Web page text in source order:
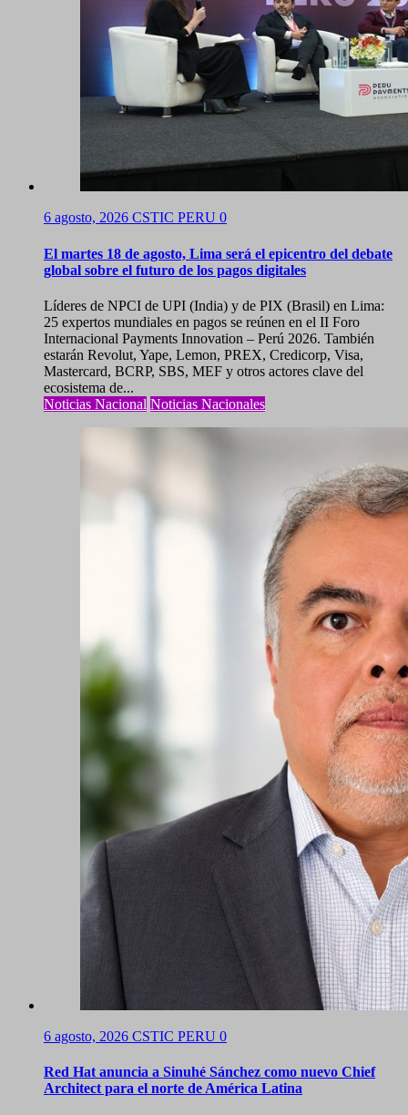
6 agosto, 2026 CSTIC PERU 0
El martes 18 de agosto, Lima será el epicentro del debate
global sobre el futuro de los pagos digitales
Líderes de NPCI de UPI (India) y de PIX (Brasil) en Lima:
25 expertos mundiales en pagos se reúnen en el II Foro
Internacional Payments Innovation – Perú 2026. También
estarán Revolut, Yape, Lemon, PREX, Credicorp, Visa,
Mastercard, BCRP, SBS, MEF y otros actores clave del
ecosistema de...
Noticias Nacional Noticias Nacionales
6 agosto, 2026 CSTIC PERU 0
Red Hat anuncia a Sinuhé Sánchez como nuevo Chief
Architect para el norte de América Latina